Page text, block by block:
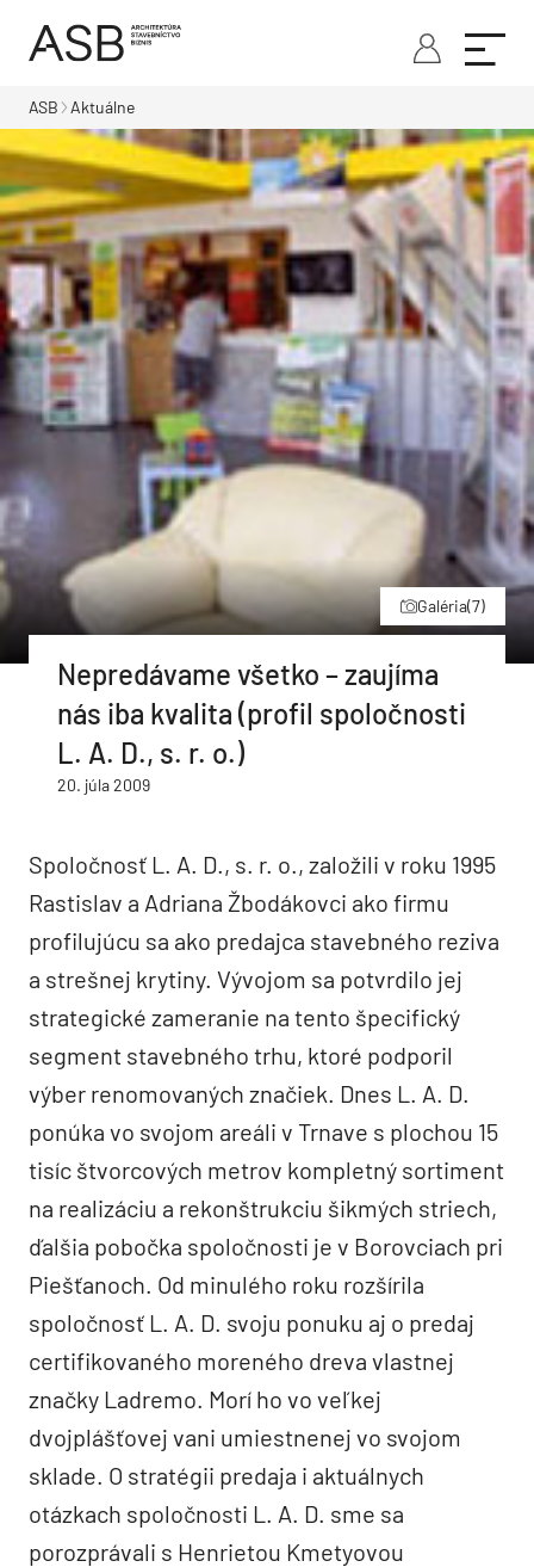
ASB Aktuálne
Galéria(7)
Nepredávame všetko – zaujíma
nás iba kvalita (profil spoločnosti
L. A. D., s. r. o.)
20. júla 2009
Spoločnosť L. A. D., s. r. o., založili v roku 1995
Rastislav a Adriana Žbodákovci ako firmu
profilujúcu sa ako predajca stavebného reziva
a strešnej krytiny. Vývojom sa potvrdilo jej
strategické zameranie na tento špecifický
segment stavebného trhu, ktoré podporil
výber renomovaných značiek. Dnes L. A. D.
ponúka vo svojom areáli v Trnave s plochou 15
tisíc štvorcových metrov kompletný sortiment
na realizáciu a rekonštrukciu šikmých striech,
ďalšia pobočka spoločnosti je v Borovciach pri
Piešťanoch. Od minulého roku rozšírila
spoločnosť L. A. D. svoju ponuku aj o predaj
certifikovaného moreného dreva vlastnej
značky Ladremo. Morí ho vo veľkej
dvojplášťovej vani umiestnenej vo svojom
sklade. O stratégii predaja i aktuálnych
otázkach spoločnosti L. A. D. sme sa
porozprávali s Henrietou Kmetyovou